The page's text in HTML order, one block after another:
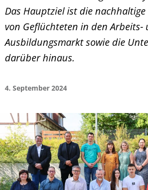
Das Hauptziel ist die
von Geflüchteten in den Arbeits-
Ausbildungsmarkt sowie die
darüber hinaus.
4. September 2024